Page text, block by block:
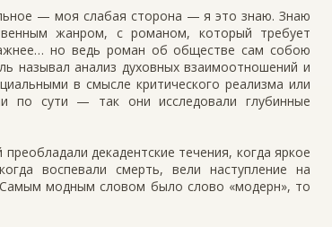
— моя слабая сторона — я это знаю. Знаю
жанром, с романом, который требует
но ведь роман об обществе сам собою
называл анализ духовных взаимоотношений и
в смысле критического реализма или
по сути — так они исследовали глубинные
декадентские течения, когда яркое
воспевали смерть, вели наступление на
Самым модным словом было слово «модерн», то